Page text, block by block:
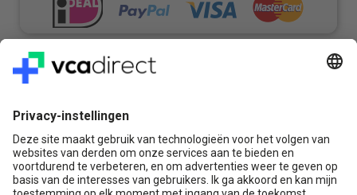
Vragen? Bel ons gerust:
+31(0)85 0719 500
of stuur ons een e-mail